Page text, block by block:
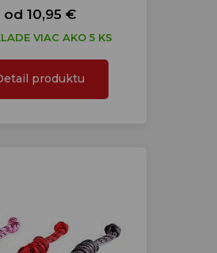
od 10,95 €
VIAC AKO 5 KS
produktu